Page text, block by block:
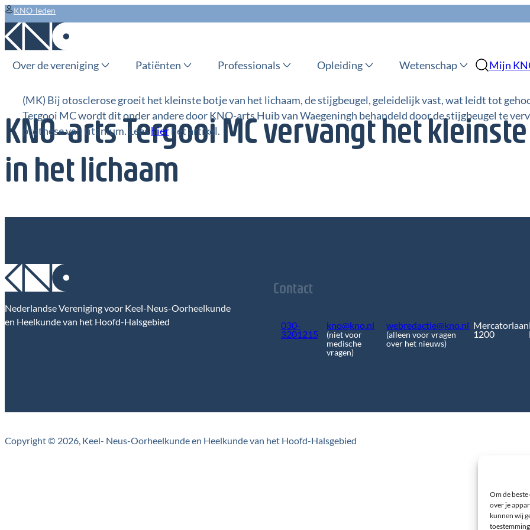
Om de
over je
kunnen wij
KNO-leden
Over de vereniging Patiënten Professionals Opleiding Wetenschap Mijn
KNO-arts Tergooi MC vervangt het
in het lichaam
(MK) Bij otosclerose groeit het kleinste botje van het lichaam, de stijgbeugel, geleidelijk vast, wat leidt tot
Tergooi MC wordt dit onder andere door KNO-arts Huib van Waegeningh behandeld door de stijgbeugel te
prothese van titanium. Leeshierhet artikel.
Nederlandse Vereniging voor Keel-Neus-Oorheelkunde
en Heelkunde van het Hoofd-Halsgebied
Contact
030-
3201215
kno@kno.nl
(niet voor
medische
vragen)
webredactie@kno.nl
(alleen voor vragen
over het nieuws)
Mercatorlaan
1200
Copyright © 2026, Keel- Neus-Oorheelkunde en Heelkunde van het Hoofd-Halsgebied